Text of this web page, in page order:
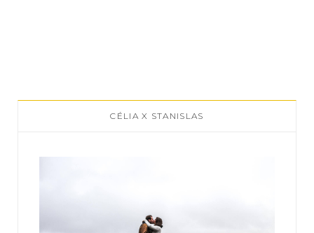
CÉLIA X STANISLAS